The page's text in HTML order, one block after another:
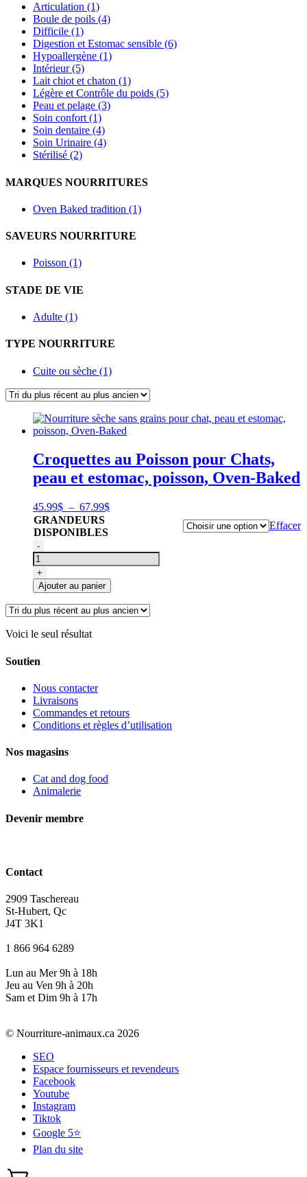
Articulation (1)
Boule de poils (4)
Difficile (1)
Digestion et Estomac sensible (6)
Hypoallergène (1)
Intérieur (5)
Lait chiot et chaton (1)
Légère et Contrôle du poids (5)
Peau et pelage (3)
Soin confort (1)
Soin dentaire (4)
Soin Urinaire (4)
Stérilisé (2)
MARQUES NOURRITURES
Oven Baked tradition (1)
SAVEURS NOURRITURE
Poisson (1)
STADE DE VIE
Adulte (1)
TYPE NOURRITURE
Cuite ou sèche (1)
Croquettes au Poisson pour Chats,
peau et estomac, poisson, Oven-Baked
45.99$ – 67.99$Plage
à
67.99$
GRANDEURS
DISPONIBLES
Effacer
quantité
de
Nourriture
sèche
sans
grains
pour
chat,
estomac,
Oven-
Baked
-
+
Ajouter au panier
Voici le seul résultat
Soutien
Nous contacter
Livraisons
Commandes et retours
Conditions et règles d’utilisation
Nos magasins
Cat and dog food
Animalerie
Devenir membre
Contact
2909 Taschereau
St-Hubert, Qc
J4T 3K1
1 866 964 6289
Lun au Mer 9h à 18h
Jeu au Ven 9h à 20h
Sam et Dim 9h à 17h
© Nourriture-animaux.ca 2026
SEO
Espace fournisseurs et revendeurs
Facebook
Youtube
Instagram
Tiktok
Google 5⭐
Plan du site